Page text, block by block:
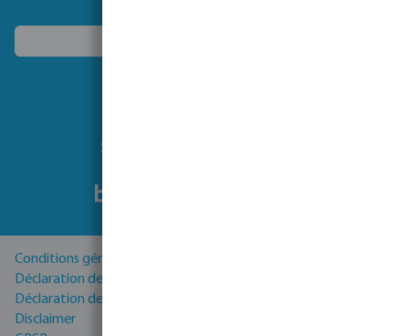
Suivez-nous
Conditions générales
Déclaration de Confidentialité
Déclaration de cookies
Disclaimer